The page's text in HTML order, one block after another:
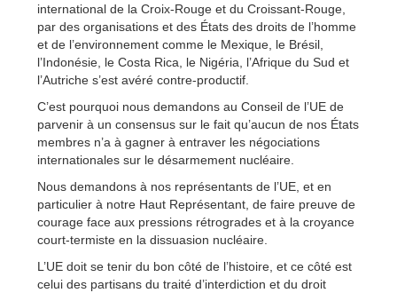
international de la Croix-Rouge et du Croissant-Rouge,
par des organisations et des États des droits de l’homme
et de l’environnement comme le Mexique, le Brésil,
l’Indonésie, le Costa Rica, le Nigéria, l’Afrique du Sud et
l’Autriche s’est avéré contre-productif.
C’est pourquoi nous demandons au Conseil de l’UE de
parvenir à un consensus sur le fait qu’aucun de nos États
membres n’a à gagner à entraver les négociations
internationales sur le désarmement nucléaire.
Nous demandons à nos représentants de l’UE, et en
particulier à notre Haut Représentant, de faire preuve de
courage face aux pressions rétrogrades et à la croyance
court-termiste en la dissuasion nucléaire.
L’UE doit se tenir du bon côté de l’histoire, et ce côté est
celui des partisans du traité d’interdiction et du droit